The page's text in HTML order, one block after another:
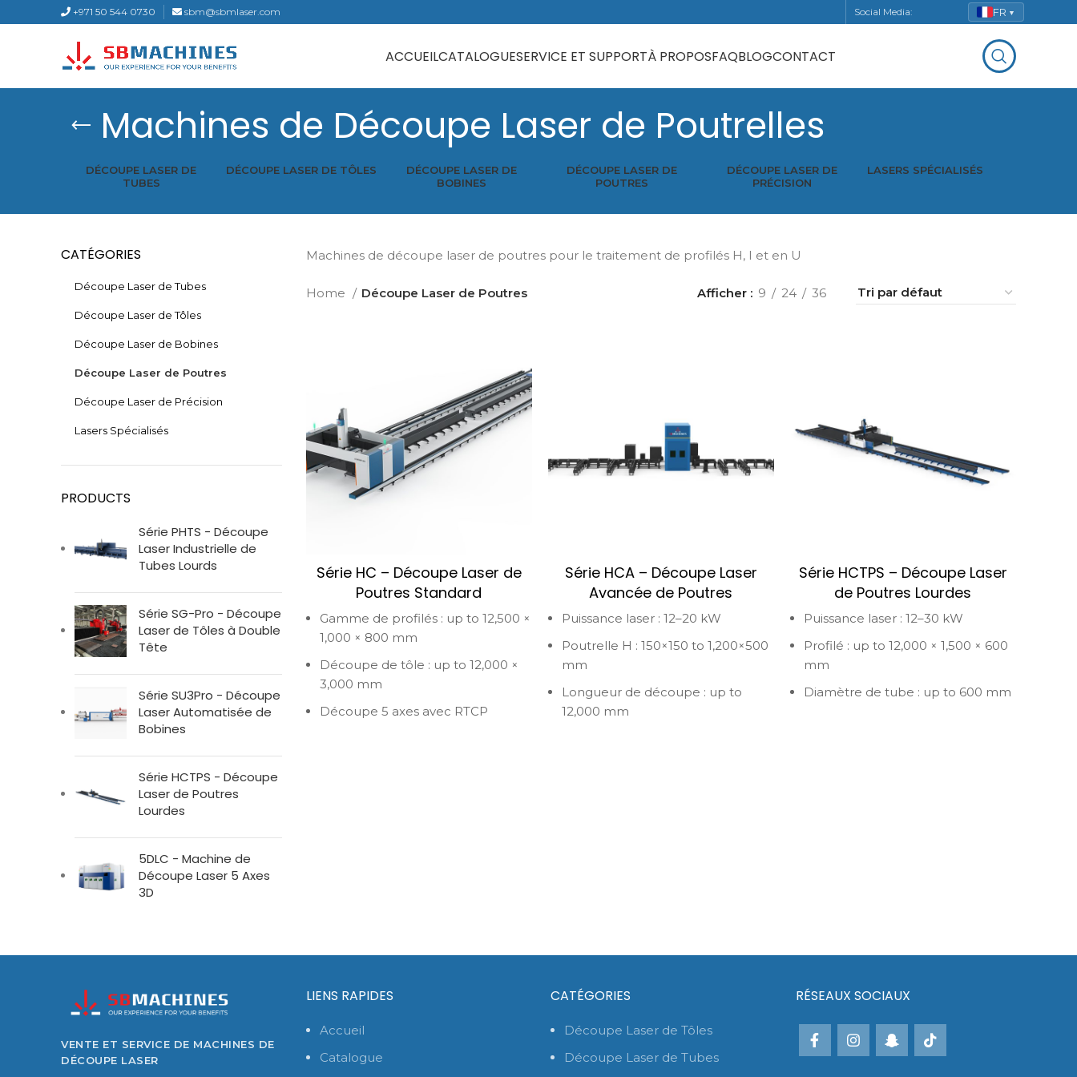
+971 50 544 0730 sbm@sbmlaser.com Social Media: FR ▼
ACCUEILCATALOGUESERVICE ET SUPPORTÀ PROPOSFAQBLOGCONTACT
Machines de Découpe Laser de Poutrelles
DÉCOUPE LASER DE
TUBES
DÉCOUPE LASER DE TÔLES
DÉCOUPE LASER DE
BOBINES
DÉCOUPE LASER DE
POUTRES
DÉCOUPE LASER DE
PRÉCISION
LASERS SPÉCIALISÉS
CATÉGORIES
Découpe Laser de Tubes
Découpe Laser de Tôles
Découpe Laser de Bobines
Découpe Laser de Poutres
Découpe Laser de Précision
Lasers Spécialisés
PRODUCTS
Série PHTS - Découpe
Laser Industrielle de
Tubes Lourds
Série SG-Pro - Découpe
Laser de Tôles à Double
Tête
Série SU3Pro - Découpe
Laser Automatisée de
Bobines
Série HCTPS - Découpe
Laser de Poutres
Lourdes
5DLC - Machine de
Découpe Laser 5 Axes
3D
Machines de découpe laser de poutres pour le traitement de profilés H, I et en U
Home Découpe Laser de Poutres Afficher 9 24 36
Série HC – Découpe Laser de
Poutres Standard
Gamme de profilés : up to 12,500 ×
1,000 × 800 mm
Découpe de tôle : up to 12,000 ×
3,000 mm
Découpe 5 axes avec RTCP
Série HCA – Découpe Laser
Avancée de Poutres
Puissance laser : 12–20 kW
Poutrelle H : 150×150 to 1,200×500
mm
Longueur de découpe : up to
12,000 mm
Série HCTPS – Découpe Laser
de Poutres Lourdes
Puissance laser : 12–30 kW
Profilé : up to 12,000 × 1,500 × 600
mm
Diamètre de tube : up to 600 mm
VENTE ET SERVICE DE MACHINES DE
DÉCOUPE LASER
LIENS RAPIDES
Accueil
Catalogue
CATÉGORIES
Découpe Laser de Tôles
Découpe Laser de Tubes
RÉSEAUX SOCIAUX